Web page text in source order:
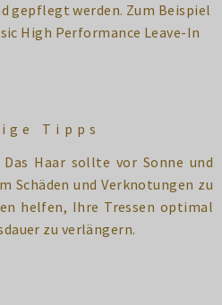
gepflegt werden. Zum Beispiel
High Performance Leave-In
Tipps
Das Haar sollte vor Sonne und
Schäden und Verknotungen zu
helfen, Ihre Tressen optimal
zu verlängern.